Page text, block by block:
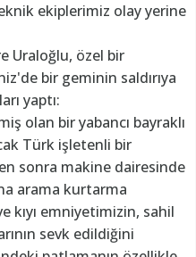
ekiplerimiz olay yerine
Uraloğlu, özel bir
bir geminin saldırıya
yaptı:
olan bir yabancı bayraklı
Türk işletenli bir
sonra makine dairesinde
arama kurtarma
kıyı emniyetimizin, sahil
sevk edildiğini